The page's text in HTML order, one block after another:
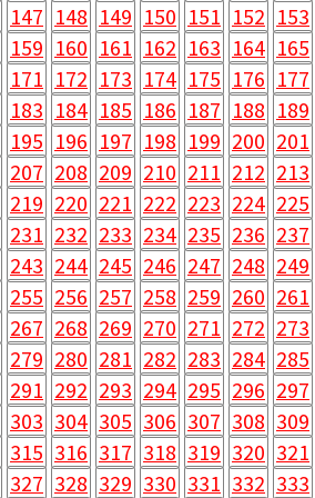
147 148 149 150 151 152 153
159 160 161 162 163 164 165
171 172 173 174 175 176 177
183 184 185 186 187 188 189
195 196 197 198 199 200 201
207 208 209 210 211 212 213
219 220 221 222 223 224 225
231 232 233 234 235 236 237
243 244 245 246 247 248 249
255 256 257 258 259 260 261
267 268 269 270 271 272 273
279 280 281 282 283 284 285
291 292 293 294 295 296 297
303 304 305 306 307 308 309
315 316 317 318 319 320 321
327 328 329 330 331 332 333